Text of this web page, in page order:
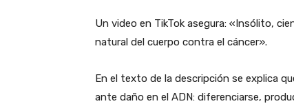
Un video en TikTok asegura: «Insólito,
natural del cuerpo contra el cáncer».
En el texto de la descripción se explica
ante daño en el ADN: diferenciarse,